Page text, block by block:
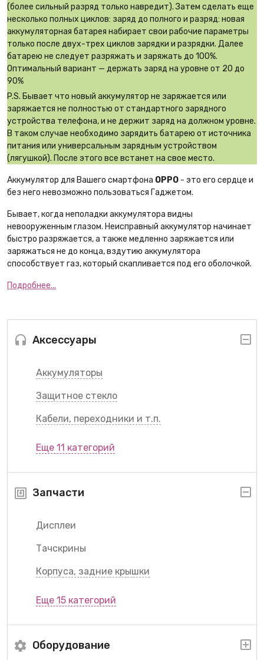
Аксессуары
Аккумуляторы
Защитное стекло
Кабели, переходники и т.п.
Еще 11 категорий
Запчасти
Дисплеи
Тачскрины
Корпуса, задние крышки
Еще 15 категорий
Оборудование
(более сильный разряд только навредит). Затем сделать еще
несколько полных циклов: заряд до полного и разряд: новая
аккумуляторная батарея набирает свои рабочие параметры
только после двух-трех циклов зарядки и разрядки. Далее
батарею не следует разряжать и заряжать до 100%.
Оптимальный вариант — держать заряд на уровне от 20 до
90%
P.S. Бывает что новый аккумулятор не заряжается или
заряжается не полностью от стандартного зарядного
устройства телефона, и не держит заряд на должном уровне.
В таком случае необходимо зарядить батарею от источника
питания или универсальным зарядным устройством
(лягушкой). После этого все встанет на свое место.
Аккумулятор для Вашего смартфона OPPO - это его сердце и
без него невозможно пользоваться Гаджетом.
Бывает, когда неполадки аккумулятора видны
невооруженным глазом. Неисправный аккумулятор начинает
быстро разряжается, а также медленно заряжается или
заряжаться не до конца, вздутию аккумулятора
способствует газ, который скапливается под его оболочкой.
Подробнее...